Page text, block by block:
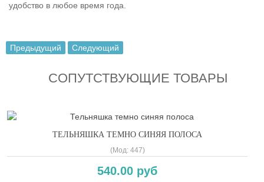
удобство в любое время года.
Предыдущий Следующий
СОПУТСТВУЮЩИЕ ТОВАРЫ
ТЕЛЬНЯШКА ТЕМНО СИНЯЯ ПОЛОСА
(Мод: 447)
540.00 руб